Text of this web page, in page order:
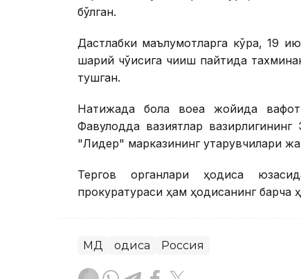
бўлган.
Дастлабки маълумотларга кўра, 19
шарқий чўққисига чиқиш пайтида
тушган.
Натижада бола воқеа жойида
Фавқулодда вазиятлар вазирлигининг
"Лидер" марказининг қутқарувчилари
Тергов органлари ҳодиса
прокуратураси ҳам ҳодисанинг барча
МДҲ Ҳодиса Россия